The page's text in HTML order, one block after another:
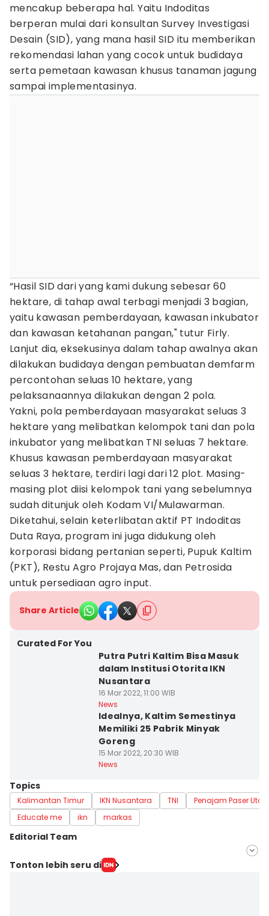
mencakup beberapa hal. Yaitu Indoditas
berperan mulai dari konsultan Survey Investigasi
Desain (SID), yang mana hasil SID itu memberikan
rekomendasi lahan yang cocok untuk budidaya
serta pemetaan kawasan khusus tanaman jagung
sampai implementasinya.
“Hasil SID dari yang kami dukung sebesar 60
hektare, di tahap awal terbagi menjadi 3 bagian,
yaitu kawasan pemberdayaan, kawasan inkubator
dan kawasan ketahanan pangan," tutur Firly.
Lanjut dia, eksekusinya dalam tahap awalnya akan
dilakukan budidaya dengan pembuatan demfarm
percontohan seluas 10 hektare, yang
pelaksanaannya dilakukan dengan 2 pola.
Yakni, pola pemberdayaan masyarakat seluas 3
hektare yang melibatkan kelompok tani dan pola
inkubator yang melibatkan TNI seluas 7 hektare.
Khusus kawasan pemberdayaan masyarakat
seluas 3 hektare, terdiri lagi dari 12 plot. Masing-
masing plot diisi kelompok tani yang sebelumnya
sudah ditunjuk oleh Kodam VI/Mulawarman.
Diketahui, selain keterlibatan aktif PT Indoditas
Duta Raya, program ini juga didukung oleh
korporasi bidang pertanian seperti, Pupuk Kaltim
(PKT), Restu Agro Projaya Mas, dan Petrosida
untuk persediaan agro input.
Share Article
Curated For You
Putra Putri Kaltim Bisa Masuk
dalam Institusi Otorita IKN
Nusantara
16 Mar 2022, 11:00 WIB
News
Idealnya, Kaltim Semestinya
Memiliki 25 Pabrik Minyak
Goreng
15 Mar 2022, 20:30 WIB
News
Topics
Kalimantan Timur IKN Nusantara TNI
Penajam Paser
Educate me
ikn markas
Editorial Team
Editor
Tonton lebih seru di